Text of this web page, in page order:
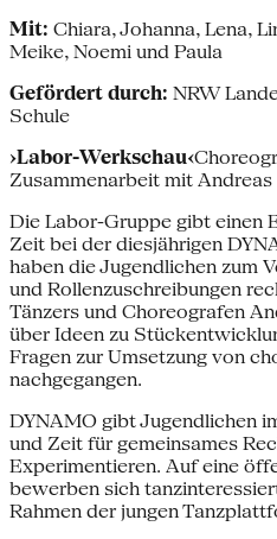
Mit: Chiara, Johanna, Lena,
Meike, Noemi und Paula
Gefördert durch: NRW
Schule
›Labor-Werkschau‹
Zusammenarbeit mit Andreas
Die Labor-Gruppe gibt einen
Zeit bei der diesjährigen
haben die Jugendlichen zum
und Rollenzuschreibungen
Tänzers und Choreografen
über Ideen zu
Fragen zur Umsetzung von
nachgegangen.
DYNAMO gibt Jugendlichen
und Zeit für gemeinsames
Experimentieren. Auf eine
bewerben sich
Rahmen der jungen